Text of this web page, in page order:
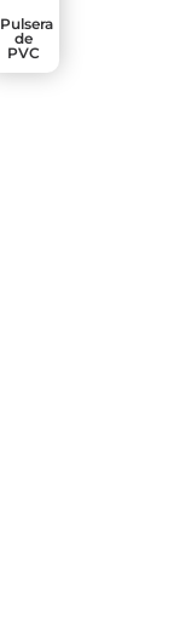
Pulsera
de
PVC